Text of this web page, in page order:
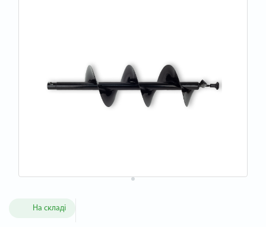
На складі